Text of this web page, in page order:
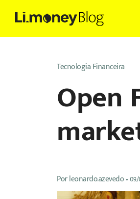
Tecnologia Financeira
Open
Porleonardo.azevedo•